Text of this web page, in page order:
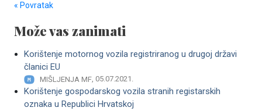
« Povratak
Može vas zanimati
Korištenje motornog vozila registriranog u drugoj državi
članici EU
MIŠLJENJA MF, 05.07.2021.
Korištenje gospodarskog vozila stranih registarskih
oznaka u Republici Hrvatskoj